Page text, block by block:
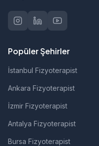
Popüler Şehirler
İstanbul Fizyoterapist
Ankara Fizyoterapist
İzmir Fizyoterapist
Antalya Fizyoterapist
Bursa Fizyoterapist